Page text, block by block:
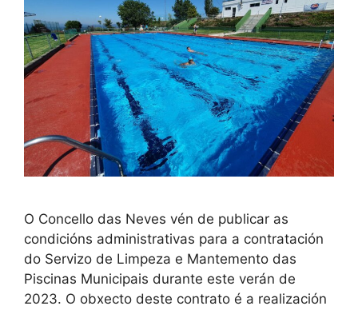
O Concello das Neves vén de publicar as
condicións administrativas para a contratación
do Servizo de Limpeza e Mantemento das
Piscinas Municipais durante este verán de
2023. O obxecto deste contrato é a realización